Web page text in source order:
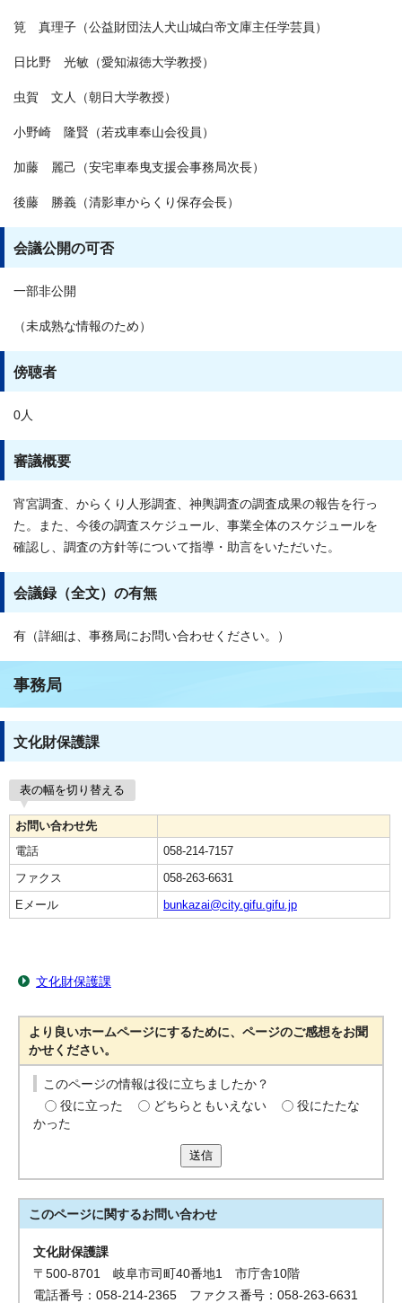
筧 真理子（公益財団法人犬山城白帝文庫主任学芸員）
日比野 光敏（愛知淑徳大学教授）
虫賀 文人（朝日大学教授）
小野崎 隆賢（若戎車奉山会役員）
加藤 麗己（安宅車奉曳支援会事務局次長）
後藤 勝義（清影車からくり保存会長）
会議公開の可否
一部非公開
（未成熟な情報のため）
傍聴者
0人
審議概要
宵宮調査、からくり人形調査、神輿調査の調査成果の報告を行っ
た。また、今後の調査スケジュール、事業全体のスケジュールを
確認し、調査の方針等について指導・助言をいただいた。
会議録（全文）の有無
有（詳細は、事務局にお問い合わせください。）
事務局
文化財保護課
表の幅を切り替える
お問い合わせ先
電話
058-214-7157
ファクス
058-263-6631
Eメール
bunkazai@city.gifu.gifu.jp
文化財保護課
より良いホームページにするために、ページのご感想をお聞
かせください。
このページの情報は役に立ちましたか？
役に立った
どちらともいえない
役にたたな
かった
送信
このページに関するお問い合わせ
文化財保護課
〒500-8701 岐阜市司町40番地1 市庁舎10階
電話番号：058-214-2365 ファクス番号：058-263-6631